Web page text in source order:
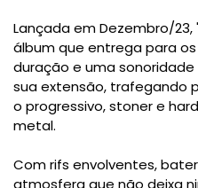
Lançada em Dezembro/23,
álbum que entrega para
duração e uma
sua extensão, trafegando
o progressivo, stoner e
metal.
Com rifs envolventes,